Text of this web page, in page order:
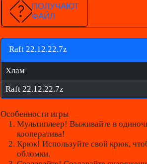
ПОЛУЧАЮТ
ФАЙЛ
Raft 22.12.22.7z
Хлам
Raft 22.12.22.7z
Особенности игры
Мультиплеер! Выживайте в
кооператива!
Крюк! Используйте свой крюк,
обломки.